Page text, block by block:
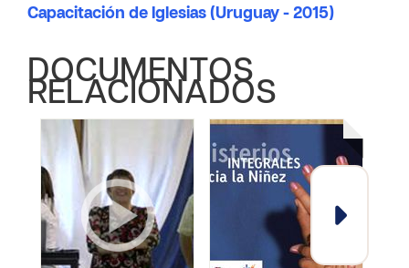
Capacitación de Iglesias (Uruguay - 2015)
DOCUMENTOS
RELACIONADOS